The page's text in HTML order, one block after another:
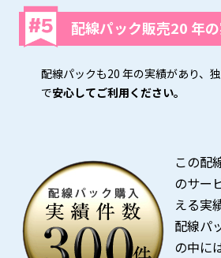
配線パック販売20 年の
配線パックも20 年の実績があり、
で安心してご利用ください。
この配
のサー
える実
配線パ
の中に